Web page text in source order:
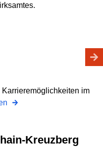
im
Kreuzberg